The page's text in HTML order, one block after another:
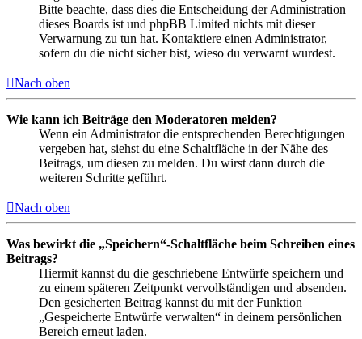
Bitte beachte, dass dies die Entscheidung der Administration
dieses Boards ist und phpBB Limited nichts mit dieser
Verwarnung zu tun hat. Kontaktiere einen Administrator,
sofern du die nicht sicher bist, wieso du verwarnt wurdest.
Nach oben
Wie kann ich Beiträge den Moderatoren melden?
Wenn ein Administrator die entsprechenden Berechtigungen
vergeben hat, siehst du eine Schaltfläche in der Nähe des
Beitrags, um diesen zu melden. Du wirst dann durch die
weiteren Schritte geführt.
Nach oben
Was bewirkt die „Speichern“-Schaltfläche beim Schreiben eines
Beitrags?
Hiermit kannst du die geschriebene Entwürfe speichern und
zu einem späteren Zeitpunkt vervollständigen und absenden.
Den gesicherten Beitrag kannst du mit der Funktion
„Gespeicherte Entwürfe verwalten“ in deinem persönlichen
Bereich erneut laden.